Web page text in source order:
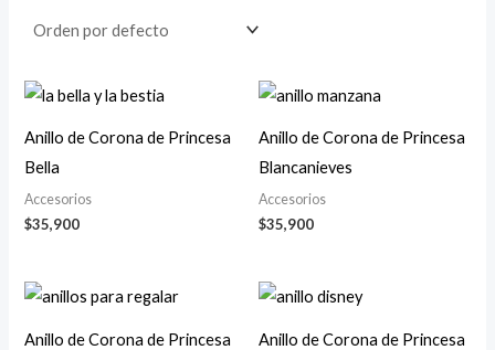
Anillo de Corona de Princesa
Bella
Accesorios
$35,900
Anillo de Corona de Princesa
Blancanieves
Accesorios
$35,900
Anillo de Corona de Princesa
Anillo de Corona de Princesa